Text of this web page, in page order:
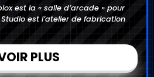
est la « salle d’arcade » pour
est l’atelier de fabrication
PLUS